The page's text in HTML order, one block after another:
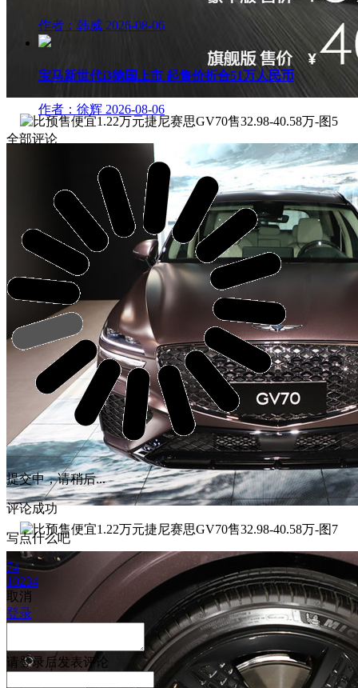
作者：韩威 2026-08-06
宝马新世代i3德国上市 起售价折合51万人民币
作者：徐辉 2026-08-06
全部评论
提交中，请稍后...
评论成功
写点什么吧
74
10234
取消
登录
请 登录后发表评论